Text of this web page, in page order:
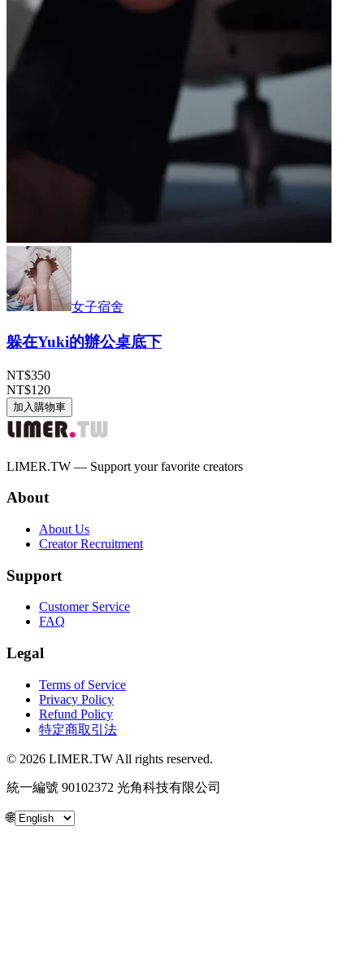
女子宿舍
躲在Yuki的辦公桌底下
NT$350
NT$120
加入購物車
LIMER.TW — Support your favorite creators
About
About Us
Creator Recruitment
Support
Customer Service
FAQ
Legal
Terms of Service
Privacy Policy
Refund Policy
特定商取引法
© 2026 LIMER.TW All rights reserved.
統一編號 90102372 光角科技有限公司
🌐